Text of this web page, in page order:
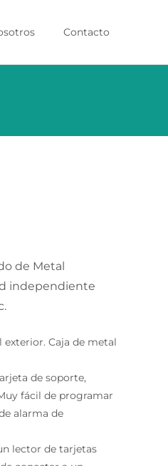
Contacto
de Metal
independiente
exterior. Caja de metal
de soporte,
fácil de programar
alarma de
lector de tarjetas